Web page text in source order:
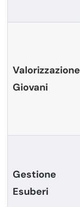
Valorizzazione
Giovani
Gestione
Esuberi